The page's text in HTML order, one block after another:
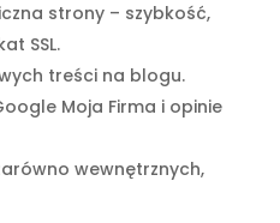
strony – szybkość,
SSL.
treści na blogu.
Moja Firma i opinie
wewnętrznych,